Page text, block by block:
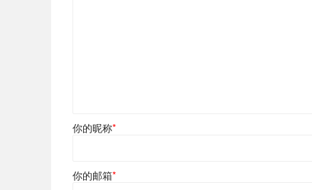
你的昵称*
你的邮箱*